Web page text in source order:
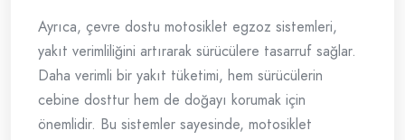
Ayrıca, çevre dostu motosiklet egzoz sistemleri,
yakıt verimliliğini artırarak sürücülere tasarruf sağlar.
Daha verimli bir yakıt tüketimi, hem sürücülerin
cebine dosttur hem de doğayı korumak için
önemlidir. Bu sistemler sayesinde, motosiklet